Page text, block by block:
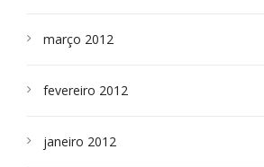
março 2012
fevereiro 2012
janeiro 2012